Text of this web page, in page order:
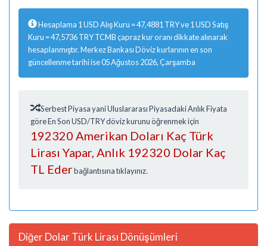
Hesaplama 1 USD Alış Kuru = 47,4881 TRY ve 1 USD Satış
Kuru = 47,5736 TRY TCMB çapraz kur oranı dikkate alınarak
hesaplanmıştır. Merkez Bankası Döviz kurlarının en son
güncellenme tarihi ise 05 Ağustos 2026, Çarşamba
Serbest Piyasa yani Uluslararası Piyasadaki Anlık Fiyata
göre En Son USD/TRY döviz kurunu öğrenmek için
192320 Amerikan Doları Kaç Türk
Lirası Yapar, Anlık 192320 Dolar Kaç
TL Ederbağlantısına tıklayınız.
Diğer Dolar Türk Lirası Dönüşümleri